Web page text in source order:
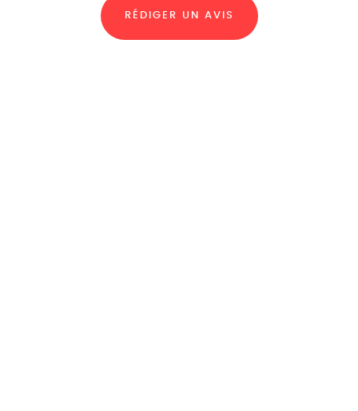
RÉDIGER UN AVIS